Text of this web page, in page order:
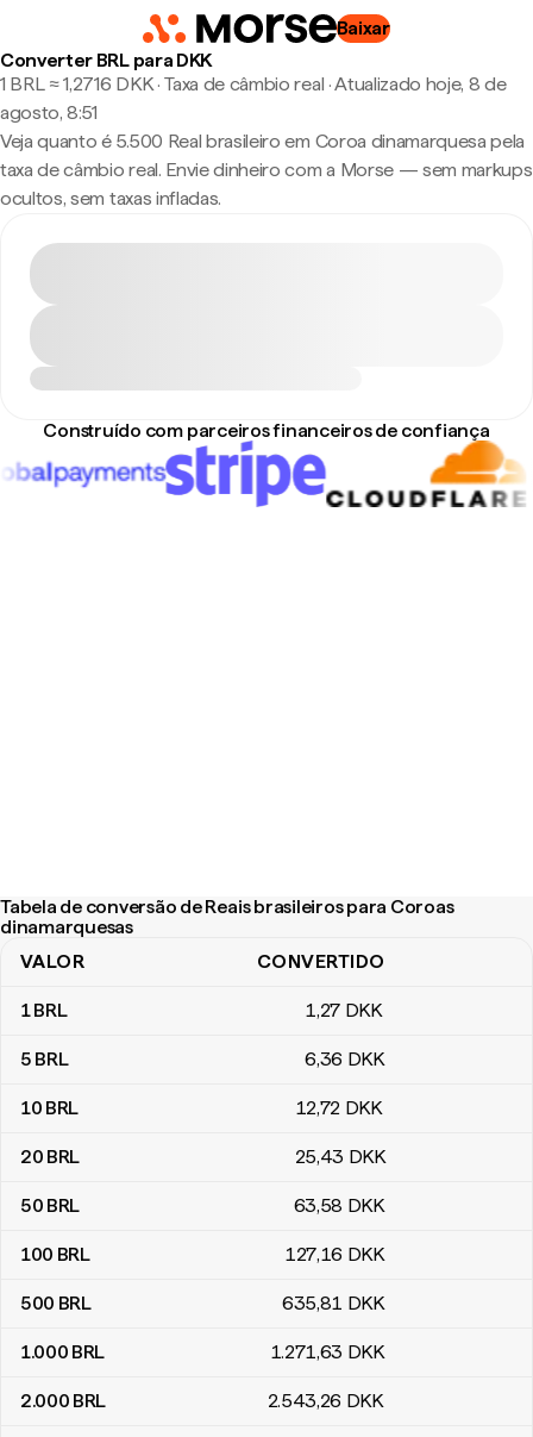
Baixar
Converter BRL para DKK
1 BRL ≈ 1,2716 DKK · Taxa de câmbio real ·Atualizado hoje, 8 de
agosto, 8:51
Veja quanto é 5.500 Real brasileiro em Coroa dinamarquesa pela
taxa de câmbio real. Envie dinheiro com a Morse — sem markups
ocultos, sem taxas infladas.
Construído com parceiros financeiros de confiança
Tabela de conversão de Reais brasileiros para Coroas
dinamarquesas
Tabela de conversão de Reais brasileiros para Coroas
VALOR CONVERTIDO
1BRL 1,27 DKK
5 BRL 6,36 DKK
10 BRL 12,72 DKK
20 BRL 25,43 DKK
50 BRL 63,58 DKK
100 BRL 127,16 DKK
500 BRL 635,81 DKK
1.000 BRL 1.271,63 DKK
2.000 BRL 2.543,26 DKK